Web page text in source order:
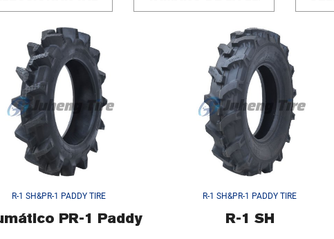
R-1 SH&PR-1 PADDY TIRE
PR-1 Paddy
R-1 SH&PR-1 PADDY TIRE
R-1 SH